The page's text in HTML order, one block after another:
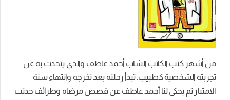
من أشهر كتب الكاتب الشاب أحمد عاطف والذى يتحدث به عن
تجربته الشخصية كطبيب. تبدأ رحلته بعد تخرجه وانتهاء سنة
الامتياز ثم يحكى لنا أحمد عاطف عن قصص مرضاه وطرائف حدثت